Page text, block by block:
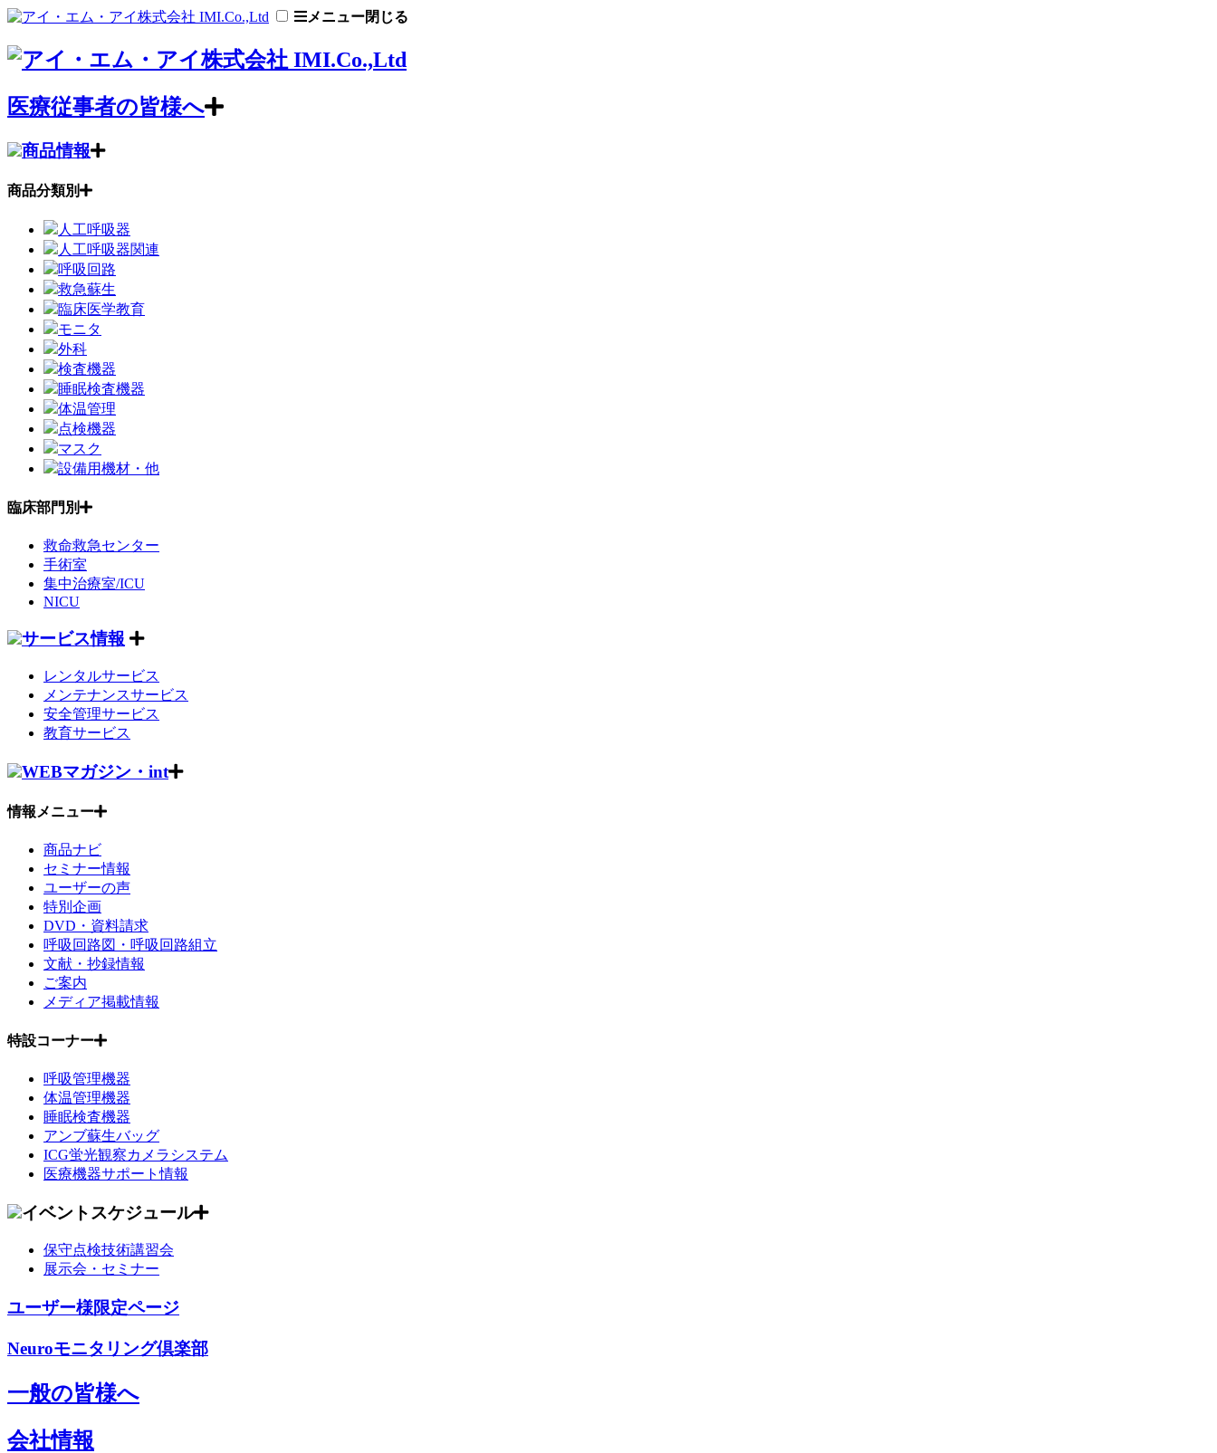
メニュー閉じる
医療従事者の皆様へ
商品情報
商品分類別
人工呼吸器
人工呼吸器関連
呼吸回路
救急蘇生
臨床医学教育
モニタ
外科
検査機器
睡眠検査機器
体温管理
点検機器
マスク
設備用機材・他
臨床部門別
救命救急センター
手術室
集中治療室/ICU
NICU
サービス情報
レンタルサービス
メンテナンスサービス
安全管理サービス
教育サービス
WEBマガジン・int
情報メニュー
商品ナビ
セミナー情報
ユーザーの声
特別企画
DVD・資料請求
呼吸回路図・呼吸回路組立
文献・抄録情報
ご案内
メディア掲載情報
特設コーナー
呼吸管理機器
体温管理機器
睡眠検査機器
アンブ蘇生バッグ
ICG蛍光観察カメラシステム
医療機器サポート情報
イベントスケジュール
保守点検技術講習会
展示会・セミナー
ユーザー様限定ページ
Neuroモニタリング倶楽部
一般の皆様へ
会社情報